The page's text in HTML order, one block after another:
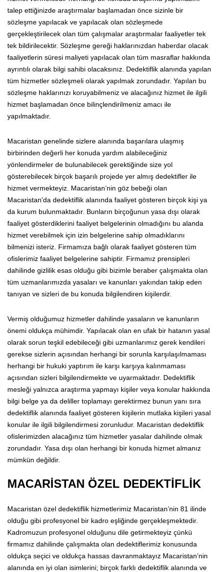
talep ettiğinizde araştırmalar başlamadan önce sizinle bir
sözleşme yapılacak ve yapılacak olan sözleşmede
gerçekleştirilecek olan tüm çalışmalar araştırmalar faaliyetler tek
tek bildirilecektir. Sözleşme gereği haklarınızdan haberdar olacak
faaliyetlerin süresi maliyeti yapılacak olan tüm masraflar hakkında
ayrıntılı olarak bilgi sahibi olacaksınız. Dedektiflik alanında yapılan
tüm hizmetler sözleşmeli olarak yapılmak zorundadır. Yapılan bu
sözleşme haklarınızı koruyabilmeniz ve alacağınız hizmet ile ilgili
hizmet başlamadan önce bilinçlendirilmeniz amacı ile
yapılmaktadır.
Macaristan genelinde sizlere alanında başarılara ulaşmış
birbirinden değerli her konuda yardım alabileceğiniz
yönlendirmeler de bulunabilecek gerektiğinde size yol
gösterebilecek birçok başarılı projede yer almış dedektifler ile
hizmet vermekteyiz. Macaristan’nin göz bebeği olan
Macaristan'da dedektiflik alanında faaliyet gösteren birçok kişi ya
da kurum bulunmaktadır. Bunların birçoğunun yasa dışı olarak
faaliyet gösterdiklerini faaliyet belgelerinin olmadığını bu alanda
hizmet verebilmek için izin belgelerine sahip olmadıklarını
bilmenizi isteriz. Firmamıza bağlı olarak faaliyet gösteren tüm
ofislerimiz faaliyet belgelerine sahiptir. Firmamız prensipleri
dahilinde gizlilik esas olduğu gibi bizimle beraber çalışmakta olan
tüm uzmanlarımızda yasaları ve kanunları yakından takip eden
tanıyan ve sizleri de bu konuda bilgilendiren kişilerdir.
Vermiş olduğumuz hizmetler dahilinde yasaların ve kanunların
önemi oldukça mühimdir. Yapılacak olan en ufak bir hatanın yasal
olarak sorun teşkil edebileceği gibi uzmanlarımız gerek kendileri
gerekse sizlerin açısından herhangi bir sorunla karşılaşılmaması
herhangi bir hukuki yaptırım ile karşı karşıya kalınmaması
açısından sizleri bilgilendirmekte ve uyarmaktadır. Dedektiflik
mesleği yalnızca araştırma yapmayı kişiler veya konular hakkında
bilgi belge ya da deliller toplamayı gerektirmez bunun yanı sıra
dedektiflik alanında faaliyet gösteren kişilerin mutlaka kişileri yasal
konular ile ilgili bilgilendirmesi zorunludur. Macaristan dedektiflik
ofislerimizden alacağınız tüm hizmetler yasalar dahilinde olmak
zorundadır. Yasa dışı olan herhangi bir konuda hizmet almanız
mümkün değildir.
MACARİSTAN ÖZEL DEDEKTİFLİK
Macaristan özel dedektiflik hizmetlerimiz Macaristan’nin 81 ilinde
olduğu gibi profesyonel bir kadro eşliğinde gerçekleşmektedir.
Kadromuzun profesyonel olduğunu dile getirmekteyiz çünkü
firmamız dahilinde çalışmakta olan dedektiflerimiz konusunda
oldukça seçici ve oldukça hassas davranmaktayız Macaristan’nin
alanında en iyi olan isimlerini; birçok farklı dedektiflik alanında ve